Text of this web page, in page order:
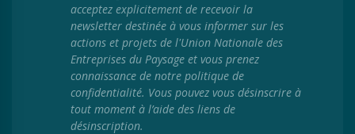
acceptez explicitement de recevoir la
newsletter destinée à vous informer sur les
actions et projets de l'Union Nationale des
Entreprises du Paysage et vous prenez
connaissance de notre politique de
confidentialité. Vous pouvez vous désinscrire à
tout moment à l’aide des liens de
désinscription.